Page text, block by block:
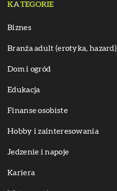
KATEGORIE
Biznes
Branża adult (erotyka, hazard)
Dom i ogród
Edukacja
Finanse osobiste
Hobby i zainteresowania
Jedzenie i napoje
Kariera